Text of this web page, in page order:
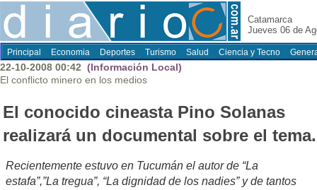
Catamarca
Jueves 06 de
Principal Economia Deportes Turismo Salud Ciencia y Tecno
22-10-2008 00:42 (Información Local)
El conflicto minero en los medios
El conocido cineasta Pino Solanas
realizará un documental sobre el tema.
Recientemente estuvo en Tucumán el autor de “La
estafa”,”La tregua”, “La dignidad de los nadies” y de tantos